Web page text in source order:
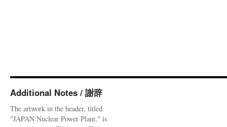
Additional Notes / 謝辞
The artwork in the header, titled
"JAPAN:Nuclear Power Plant," is